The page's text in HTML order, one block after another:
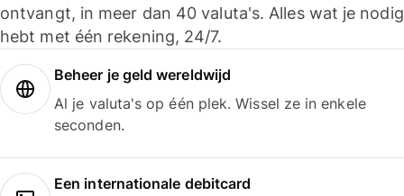
ontvangt, in meer dan 40 valuta's. Alles wat je nodig
hebt met één rekening, 24/7.
Beheer je geld wereldwijd
Al je valuta's op één plek. Wissel ze in enkele
seconden.
Een internationale debitcard